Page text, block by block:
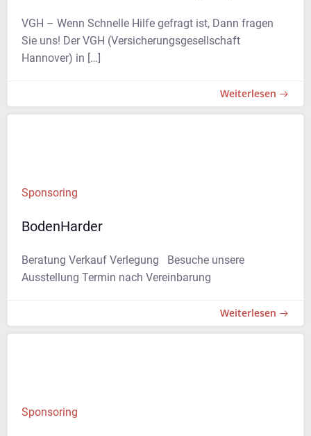
VGH – Wenn Schnelle Hilfe gefragt ist, Dann fragen
Sie uns! Der VGH (Versicherungsgesellschaft
Hannover) in […]
Weiterlesen
Sponsoring
BodenHarder
Beratung Verkauf Verlegung Besuche unsere
Ausstellung Termin nach Vereinbarung
Weiterlesen
Sponsoring